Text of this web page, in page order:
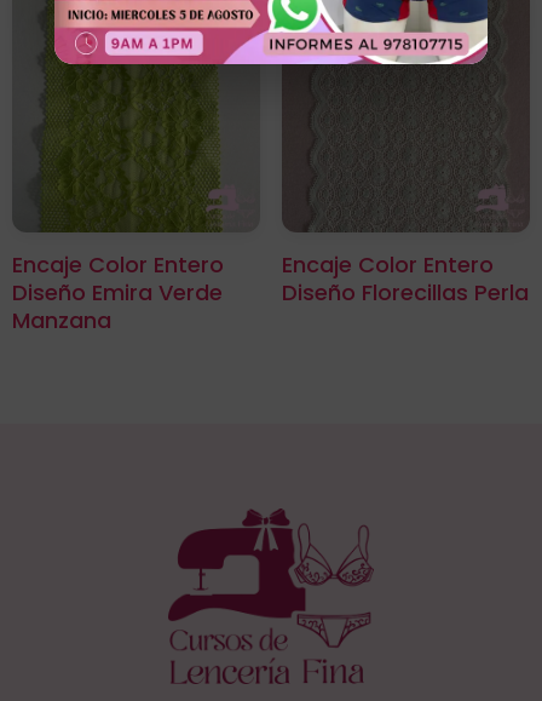
Encaje Color Entero
Diseño Emira Verde
Manzana
Encaje Color Entero
Diseño Florecillas Perla